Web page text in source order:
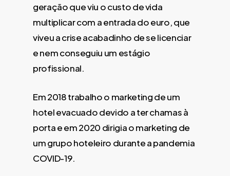
geração que viu o custo de vida
multiplicar com a entrada do euro, que
viveu a crise acabadinho de se licenciar
e nem conseguiu um estágio
profissional.
Em 2018 trabalho o marketing de um
hotel evacuado devido a ter chamas à
porta e em 2020 dirigia o marketing de
um grupo hoteleiro durante a pandemia
COVID-19.